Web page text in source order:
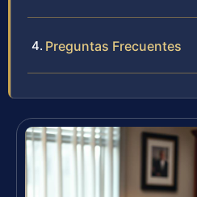
Preguntas Frecuentes